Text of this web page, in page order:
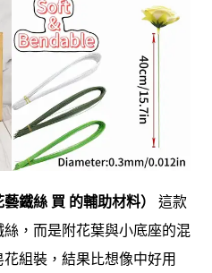
鐵絲 買 的輔助材料）
這款
，而是附花葉與小底座的混
組裝，結果比想像中好用